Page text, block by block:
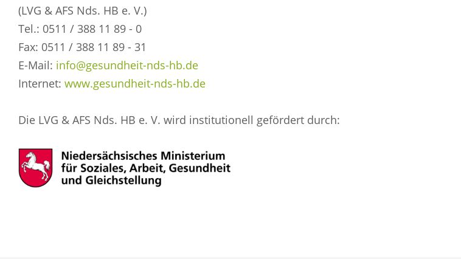
(LVG & AFS Nds. HB e. V.)
Tel.: 0511 / 388 11 89 - 0
Fax: 0511 / 388 11 89 - 31
E-Mail: info@gesundheit-nds-hb.de
Internet: www.gesundheit-nds-hb.de
Die LVG & AFS Nds. HB e. V. wird institutionell gefördert durch: